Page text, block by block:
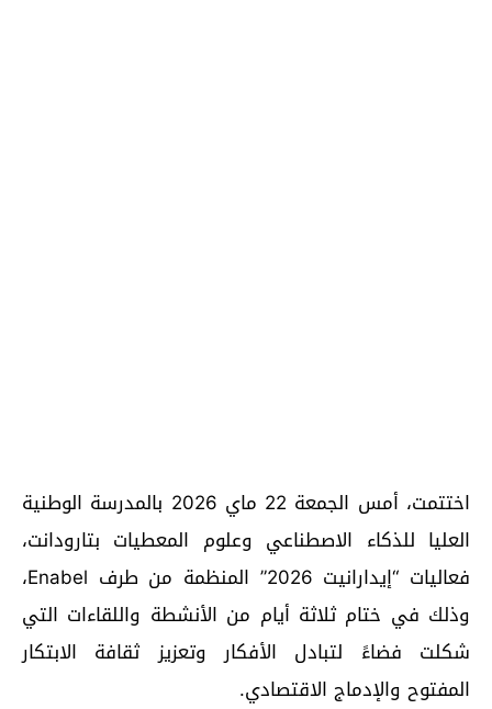
اختتمت، أمس الجمعة 22 ماي 2026 بالمدرسة الوطنية
العليا للذكاء الاصطناعي وعلوم المعطيات بتارودانت،
فعاليات “إيدارانيت 2026” المنظمة من طرف Enabel،
وذلك في ختام ثلاثة أيام من الأنشطة واللقاءات التي
شكلت فضاءً لتبادل الأفكار وتعزيز ثقافة الابتكار
المفتوح والإدماج الاقتصادي.